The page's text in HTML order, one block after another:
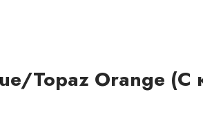
Topaz Orange (С